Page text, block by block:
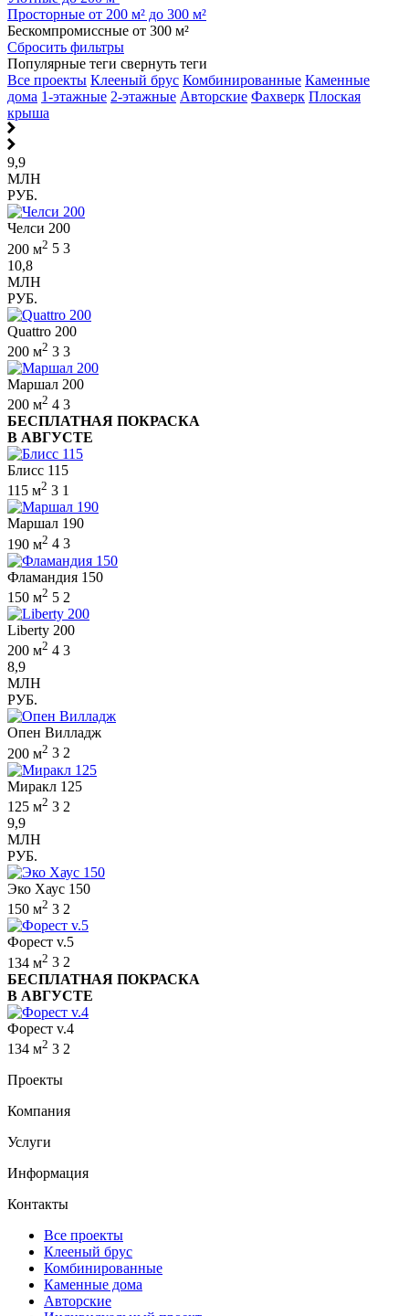
Просторные от 200 м² до 300 м²
Бескомпромиссные от 300 м²
Сбросить фильтры
Популярные теги свернуть теги
Все проекты Клееный брус Комбинированные Каменные
дома 1-этажные 2-этажные Авторские Фахверк Плоская
крыша
9,9
МЛН
РУБ.
Челси 200
200 м2 5 3
10,8
МЛН
РУБ.
Quattro 200
200 м2 3 3
Маршал 200
200 м2 4 3
БЕСПЛАТНАЯ ПОКРАСКА
В АВГУСТЕ
Блисс 115
115 м2 3 1
Маршал 190
190 м2 4 3
Фламандия 150
150 м2 5 2
Liberty 200
200 м2 4 3
8,9
МЛН
РУБ.
Опен Вилладж
200 м2 3 2
Миракл 125
125 м2 3 2
9,9
МЛН
РУБ.
Эко Хаус 150
150 м2 3 2
Форест v.5
134 м2 3 2
БЕСПЛАТНАЯ ПОКРАСКА
В АВГУСТЕ
Форест v.4
134 м2 3 2
Проекты
Компания
Услуги
Информация
Контакты
Все проекты
Клееный брус
Комбинированные
Каменные дома
Авторские